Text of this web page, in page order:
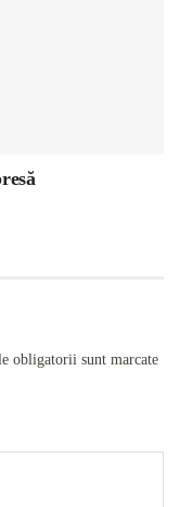
obligatorii sunt marcate